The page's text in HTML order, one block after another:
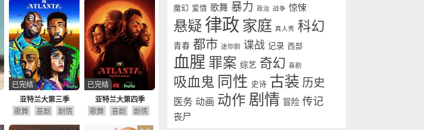
亚特兰大第三季
已完结
歌舞 喜剧 剧情
亚特兰大第四季
已完结
歌舞 喜剧 剧情
魔幻 爱情 歌舞 暴力 政治 战争 惊悚
悬疑 律政 家庭 真人秀 科幻
青春 都市 迷你剧 谍战 记录 西部
血腥 罪案 综艺 奇幻 喜剧
吸血鬼 同性 史诗 古装 历史
医务 动画 动作 剧情 冒险 传记
丧尸